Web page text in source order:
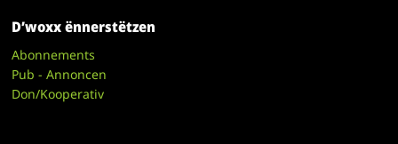
D’woxx ënnerstëtzen
Abonnements
Pub - Annoncen
Don/Kooperativ